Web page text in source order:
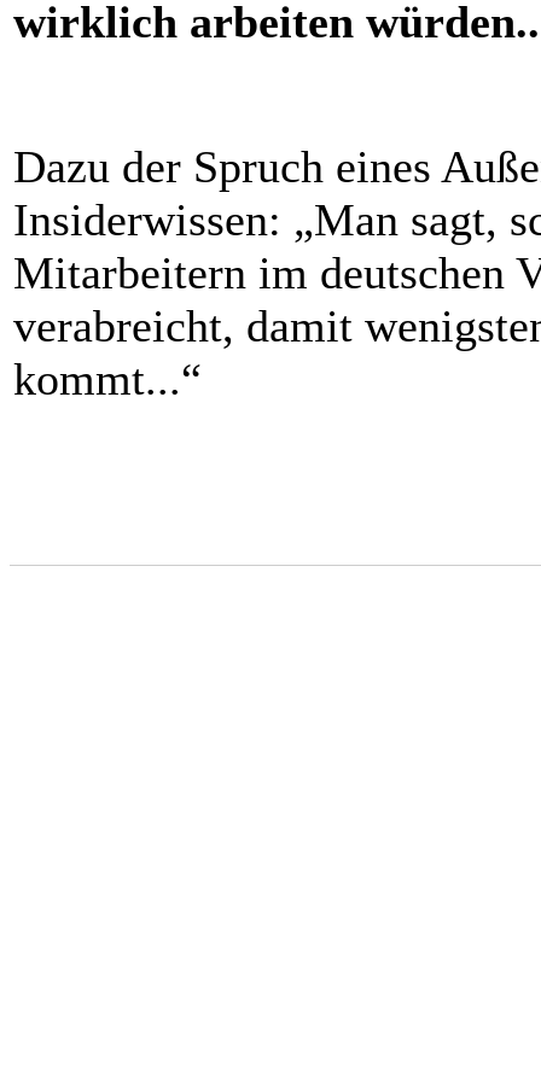
wirklich arbeiten
Dazu der Spruch eines
Insiderwissen: „Man sagt,
Mitarbeitern im deutschen
verabreicht, damit
kommt...“